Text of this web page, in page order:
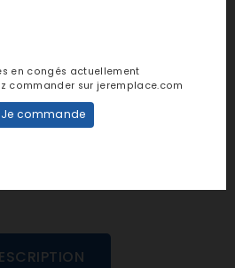
d'avis
en congés actuellement
commander sur jeremplace.com
Je commande